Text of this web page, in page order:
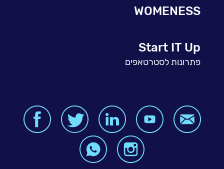
WOMENESS
Start IT Up
פתרונות לסטרטאפים